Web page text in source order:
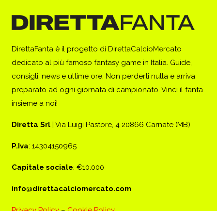
DirettaFanta è il progetto di DirettaCalcioMercato
dedicato al più famoso fantasy game in Italia. Guide,
consigli, news e ultime ore. Non perderti nulla e arriva
preparato ad ogni giornata di campionato. Vinci il fanta
insieme a noi!
Diretta Srl | Via Luigi Pastore, 4 20866 Carnate (MB)
P.Iva: 14304150965
Capitale sociale: €10.000
info@direttacalciomercato.com